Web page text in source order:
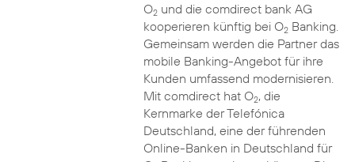
O2und die comdirect bank AG
kooperieren künftig bei O2Banking.
Gemeinsam werden die Partner das
mobile Banking-Angebot für ihre
Kunden umfassend modernisieren.
Mit comdirect hat O2, die
Kernmarke der Telefónica
Deutschland, eine der führenden
Online-Banken in Deutschland für